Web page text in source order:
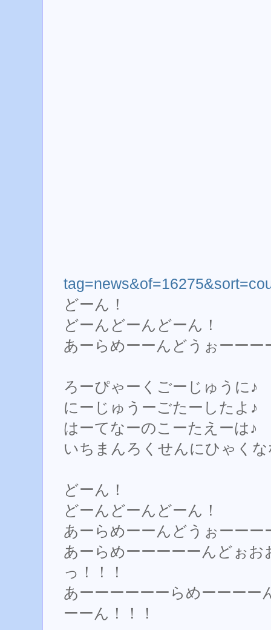
どーん！
どーんどーんどーん！
あーらめーーんどうぉーーー
ろーぴゃーくごーじゅうに♪
にーじゅうーごたーしたよ♪
はーてなーのこーたえーは♪
いちまんろくせんにひゃく
どーん！
どーんどーんどーん！
あーらめーーんどうぉーーー
あーらめーーーーーんどぉ
っ！！！
あーーーーーーらめーーー
ーーん！！！